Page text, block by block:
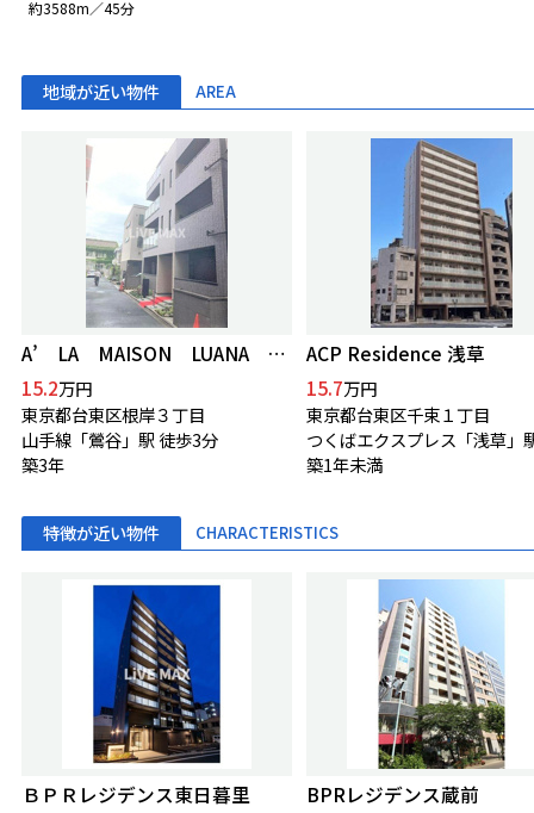
約3588m／45分
地域が近い物件 AREA
A’ LA MAISON LUANA アラメゾンルアナ
15.2万円
東京都台東区根岸３丁目
山手線「鶯谷」駅 徒歩3分
築3年
ACP Residence 浅草
15.7万円
東京都台東区千束１丁目
築1年未満
特徴が近い物件 CHARACTERISTICS
ＢＰＲレジデンス東日暮里
BPRレジデンス蔵前